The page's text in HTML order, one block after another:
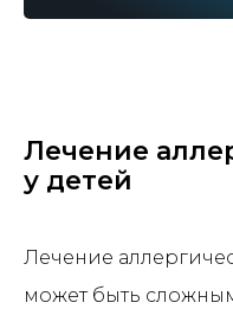
Лечение
у детей
Лечение
может быть